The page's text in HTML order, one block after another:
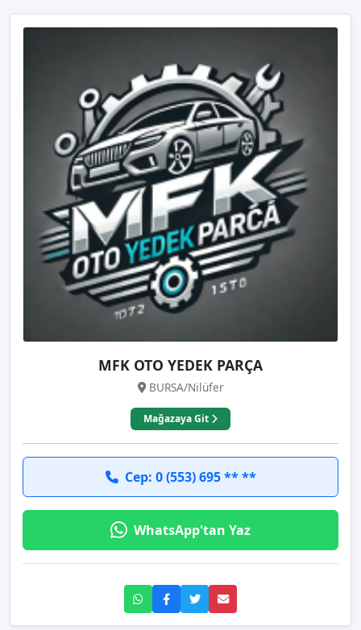
MFK OTO YEDEK PARÇA
BURSA/Nilüfer
Mağazaya Git
Cep: 0 (553) 695 ** **
WhatsApp'tan Yaz